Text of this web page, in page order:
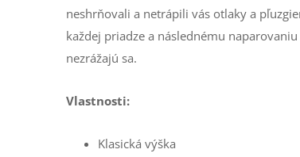
neshrňovali a netrápili vás otlaky a
každej priadze a následnému
nezrážajú sa.
Vlastnosti:
Klasická výška